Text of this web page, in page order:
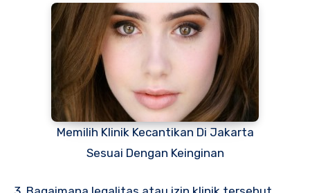
Memilih Klinik Kecantikan Di Jakarta
Sesuai Dengan Keinginan